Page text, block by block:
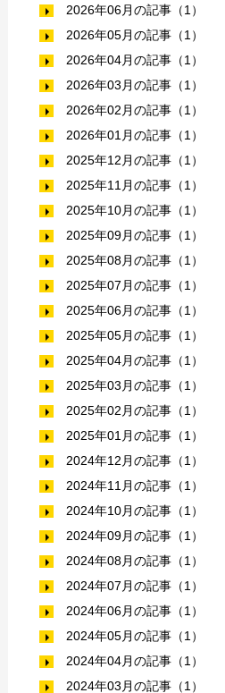
2026年06月の記事（1）
2026年05月の記事（1）
2026年04月の記事（1）
2026年03月の記事（1）
2026年02月の記事（1）
2026年01月の記事（1）
2025年12月の記事（1）
2025年11月の記事（1）
2025年10月の記事（1）
2025年09月の記事（1）
2025年08月の記事（1）
2025年07月の記事（1）
2025年06月の記事（1）
2025年05月の記事（1）
2025年04月の記事（1）
2025年03月の記事（1）
2025年02月の記事（1）
2025年01月の記事（1）
2024年12月の記事（1）
2024年11月の記事（1）
2024年10月の記事（1）
2024年09月の記事（1）
2024年08月の記事（1）
2024年07月の記事（1）
2024年06月の記事（1）
2024年05月の記事（1）
2024年04月の記事（1）
2024年03月の記事（1）